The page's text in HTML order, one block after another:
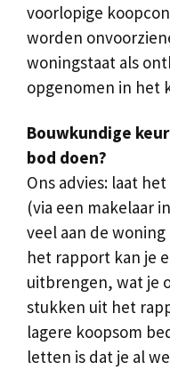
voorlopige
worden
woningstaat als
opgenomen in het
Bouwkundige
bod doen?
Ons advies: laat
(via een makelaar
veel aan de
het rapport kan je
uitbrengen, wat je
stukken uit het
lagere koopsom
letten is dat je al